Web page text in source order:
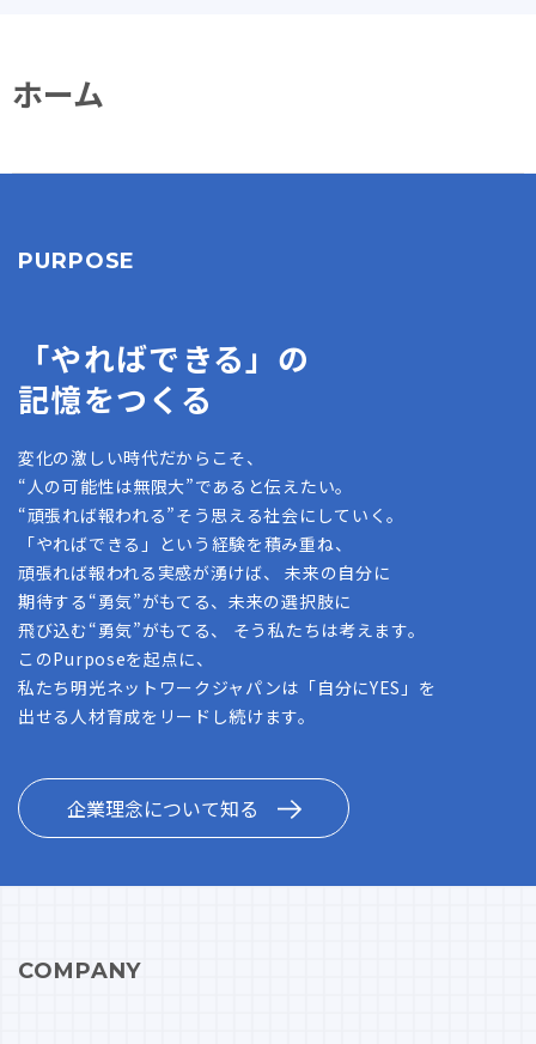
ホーム
PURPOSE
「やればできる」の
記憶をつくる
変化の激しい時代だからこそ、
“人の可能性は無限大”であると伝えたい。
“頑張れば報われる”そう思える社会にしていく。
「やればできる」という経験を積み重ね、
頑張れば報われる実感が湧けば、 未来の自分に
期待する“勇気”がもてる、未来の選択肢に
飛び込む“勇気”がもてる、 そう私たちは考えます。
このPurposeを起点に、
私たち明光ネットワークジャパンは「自分にYES」を
出せる人材育成をリードし続けます。
企業理念について知る
COMPANY